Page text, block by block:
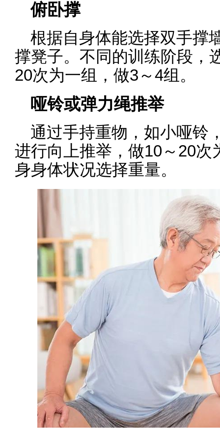
俯卧撑
根据自身体能选择双手撑
撑凳子。不同的训练阶段，
20次为一组，做3～4组。
哑铃或弹力绳推举
通过手持重物，如小哑铃
进行向上推举，做10～20
身身体状况选择重量。